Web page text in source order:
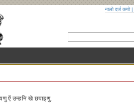
नालो दर्ज कयो|
ऐं उन्हनि खे छपाइणु.